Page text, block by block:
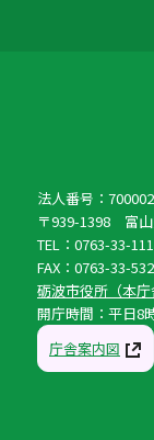
法人番号：
〒939-1398 富
TEL：0763-33-
FAX：0763-33-
砺波市役所（本
開庁時間：平日8
庁舎案内図